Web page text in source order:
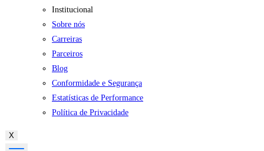
Institucional
Sobre nós
Carreiras
Parceiros
Blog
Conformidade e Segurança
Estatísticas de Performance
Política de Privacidade
X